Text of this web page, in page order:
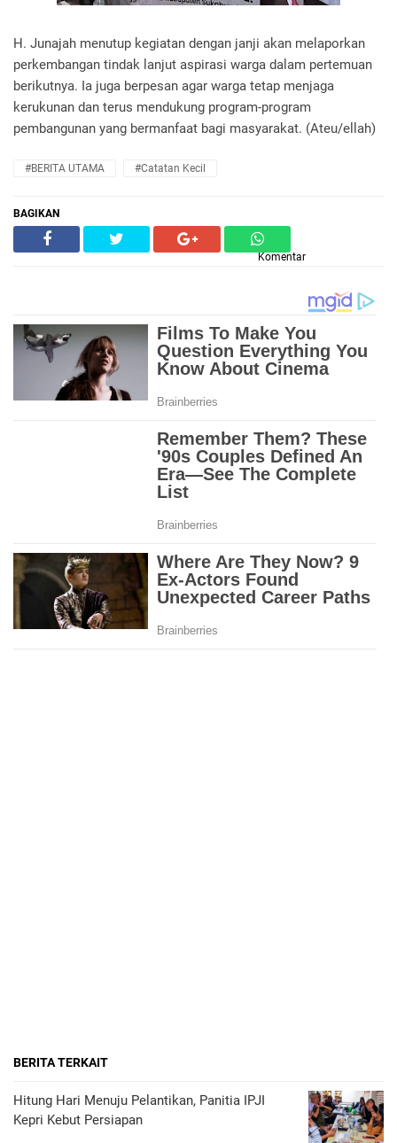
H. Junajah menutup kegiatan dengan janji akan melaporkan
perkembangan tindak lanjut aspirasi warga dalam pertemuan
berikutnya. Ia juga berpesan agar warga tetap menjaga
kerukunan dan terus mendukung program-program
pembangunan yang bermanfaat bagi masyarakat. (Ateu/ellah)
#BERITA UTAMA #Catatan Kecil
BAGIKAN
Komentar
BERITA TERKAIT
Hitung Hari Menuju Pelantikan, Panitia IPJI
Kepri Kebut Persiapan